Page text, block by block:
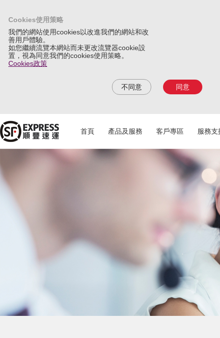
Cookies使用策略
我們的網站使用cookies以改進我們的網站和改
善用戶體驗。
如您繼續流覽本網站而未更改流覽器cookie設
置，視為同意我們的cookies使用策略。
Cookies政策
不同意 同意
首頁 產品及服務 客戶專區 服務支